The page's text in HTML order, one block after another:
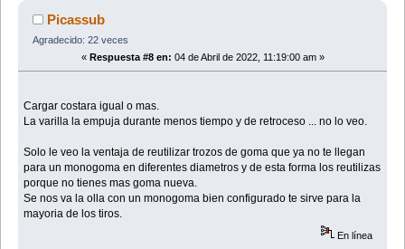
Picassub
Agradecido: 22 veces
« Respuesta #8 en: 04 de Abril de 2022, 11:19:00 am »
Cargar costara igual o mas.
La varilla la empuja durante menos tiempo y de retroceso ... no lo veo.
Solo le veo la ventaja de reutilizar trozos de goma que ya no te llegan
para un monogoma en diferentes diametros y de esta forma los reutilizas
porque no tienes mas goma nueva.
Se nos va la olla con un monogoma bien configurado te sirve para la
mayoria de los tiros.
En línea